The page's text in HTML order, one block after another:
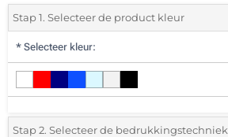
Stap 1. Selecteer de product kleur
* Selecteer kleur:
Stap 2. Selecteer de bedrukkingstechniek